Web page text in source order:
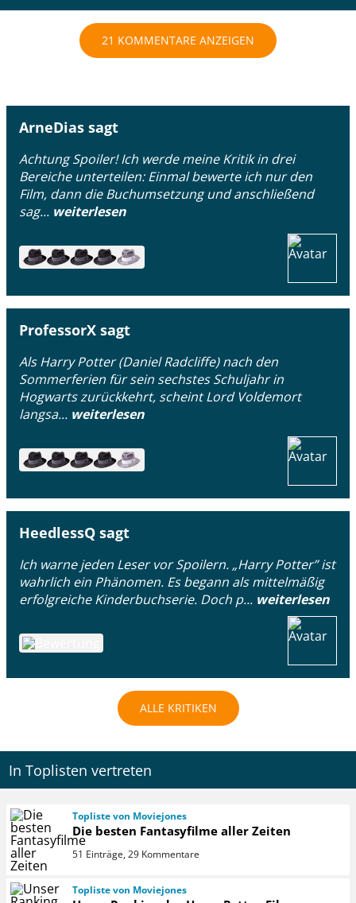
21 KOMMENTARE ANZEIGEN
ArneDias sagt
Achtung Spoiler! Ich werde meine Kritik in drei
Bereiche unterteilen: Einmal bewerte ich nur den
Film, dann die Buchumsetzung und anschließend
sag... weiterlesen
ProfessorX sagt
Als Harry Potter (Daniel Radcliffe) nach den
Sommerferien für sein sechstes Schuljahr in
Hogwarts zurückkehrt, scheint Lord Voldemort
langsa... weiterlesen
HeedlessQ sagt
Ich warne jeden Leser vor Spoilern. „Harry Potter” ist
wahrlich ein Phänomen. Es begann als mittelmäßig
erfolgreiche Kinderbuchserie. Doch p... weiterlesen
ALLE KRITIKEN
In Toplisten vertreten
Topliste von Moviejones
Die besten Fantasyfilme aller Zeiten
51 Einträge, 29 Kommentare
Topliste von Moviejones